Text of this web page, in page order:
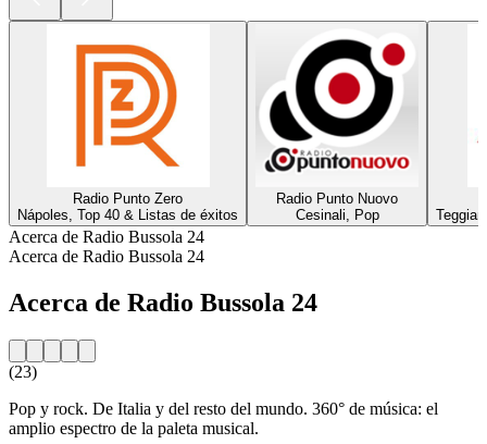
Radio Punto Zero
Nápoles, Top 40 & Listas de éxitos
Radio Punto Nuovo
Cesinali, Pop
Acerca de Radio Bussola 24
Acerca de Radio Bussola 24
Acerca de Radio Bussola 24
(23)
Pop y rock. De Italia y del resto del mundo. 360° de música: el
amplio espectro de la paleta musical.